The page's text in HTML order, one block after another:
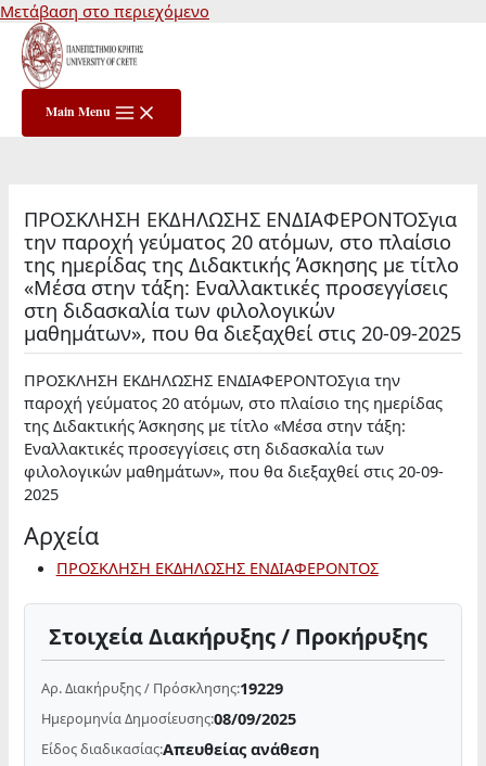
Μετάβαση στο περιεχόμενο
Main Menu
ΠΡΟΣΚΛΗΣΗ ΕΚΔΗΛΩΣΗΣ ΕΝΔΙΑΦΕΡΟΝΤΟΣγια
την παροχή γεύματος 20 ατόμων, στο πλαίσιο
της ημερίδας της Διδακτικής Άσκησης με τίτλο
«Μέσα στην τάξη: Εναλλακτικές προσεγγίσεις
στη διδασκαλία των φιλολογικών
μαθημάτων», που θα διεξαχθεί στις 20-09-2025
ΠΡΟΣΚΛΗΣΗ ΕΚΔΗΛΩΣΗΣ ΕΝΔΙΑΦΕΡΟΝΤΟΣγια την
παροχή γεύματος 20 ατόμων, στο πλαίσιο της ημερίδας
της Διδακτικής Άσκησης με τίτλο «Μέσα στην τάξη:
Εναλλακτικές προσεγγίσεις στη διδασκαλία των
φιλολογικών μαθημάτων», που θα διεξαχθεί στις 20-09-
2025
Αρχεία
ΠΡΟΣΚΛΗΣΗ ΕΚΔΗΛΩΣΗΣ ΕΝΔΙΑΦΕΡΟΝΤΟΣ
Στοιχεία Διακήρυξης / Προκήρυξης
Αρ. Διακήρυξης / Πρόσκλησης:19229
Ημερομηνία Δημοσίευσης:08/09/2025
Είδος διαδικασίας:Απευθείας ανάθεση